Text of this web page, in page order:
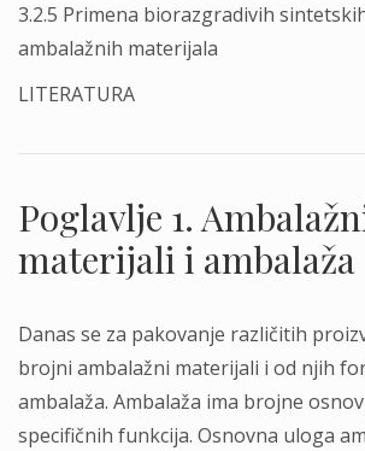
3.2.5 Primena biorazgradivih
ambalažnih materijala
LITERATURA
Poglavlje 1.
materijali i ambalaža
Danas se za pakovanje različitih
brojni ambalažni materijali i od njih
ambalaža. Ambalaža ima brojne
specifičnih funkcija. Osnovna uloga